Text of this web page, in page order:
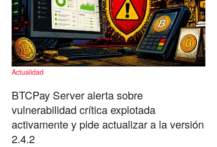
Actualidad
BTCPay Server alerta sobre
vulnerabilidad crítica explotada
activamente y pide actualizar a la versión
2.4.2